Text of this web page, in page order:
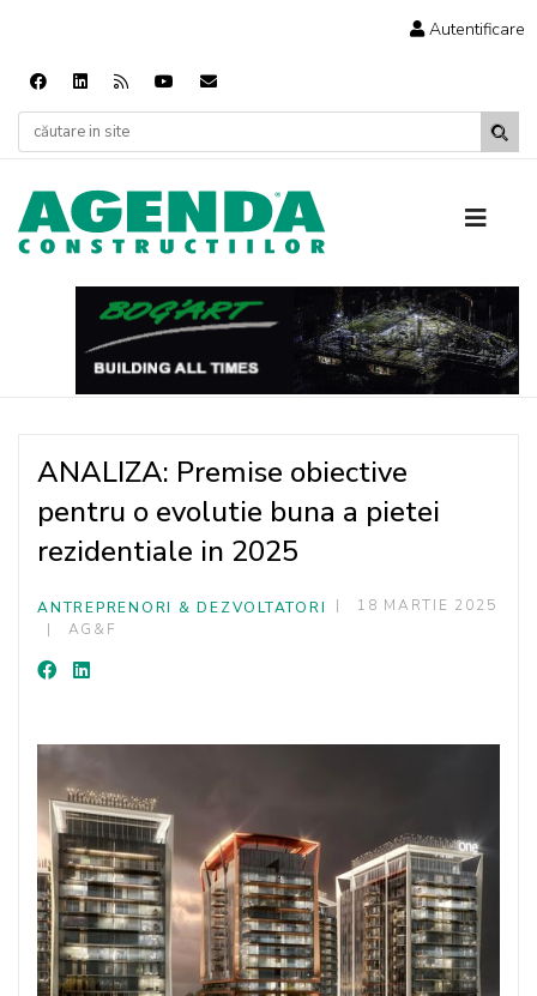
Autentificare
ANALIZA: Premise obiective
pentru o evolutie buna a pietei
rezidentiale in 2025
ANTREPRENORI & DEZVOLTATORI
18 MARTIE 2025
AG&F